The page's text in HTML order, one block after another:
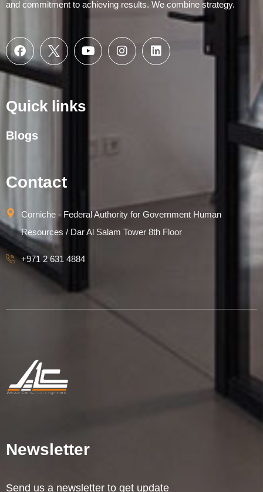
and commitment to achieving results. We combine strategy.
Quick links
Blogs
Contact
Corniche - Federal Authority for Government Human
Resources / Dar Al Salam Tower 8th Floor
+971 2 631 4884
Newsletter
Send us a newsletter to get update